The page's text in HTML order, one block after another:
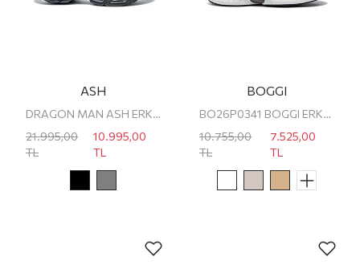
ASH
DRAGON MAN ASH ERKEK SNEAKER
21.995,00
TL
10.995,00
TL
BOGGI
BO26P0341 BOGGI ERKEK SNEAKER
10.755,00
TL
7.525,00
TL